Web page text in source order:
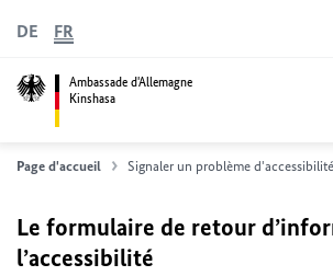
Ambassade d'Allemagne
Kinshasa
DE FR
Page d'accueil Signaler un problème d'accessibilité
Le formulaire de retour
l’accessibilité